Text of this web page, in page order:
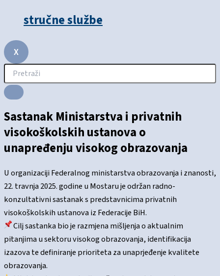
stručne službe
X
Sastanak Ministarstva i privatnih
visokoškolskih ustanova o
unapređenju visokog obrazovanja
U organizaciji Federalnog ministarstva obrazovanja i znanosti,
22. travnja 2025. godine u Mostaru je održan radno-
konzultativni sastanak s predstavnicima privatnih
visokoškolskih ustanova iz Federacije BiH.
Cilj sastanka bio je razmjena mišljenja o aktualnim
pitanjima u sektoru visokog obrazovanja, identifikacija
izazova te definiranje prioriteta za unaprjeđenje kvalitete
obrazovanja.